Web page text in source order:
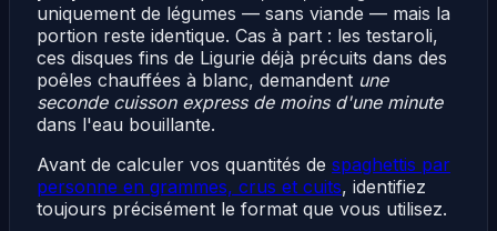
uniquement de légumes — sans viande — mais la
portion reste identique. Cas à part : les testaroli,
ces disques fins de Ligurie déjà précuits dans des
poêles chauffées à blanc, demandent une
seconde cuisson express de moins d'une minute
dans l'eau bouillante.
Avant de calculer vos quantités de spaghettis par
personne en grammes, crus et cuits, identifiez
toujours précisément le format que vous utilisez.